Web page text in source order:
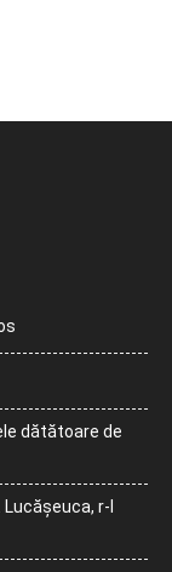
dătătoare de
r-l